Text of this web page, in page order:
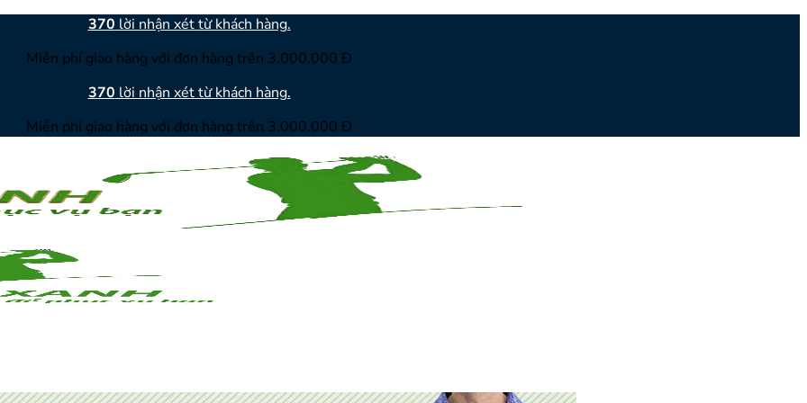
370 lời nhận xét từ khách hàng.
Miễn phí giao hàng với đơn hàng trên 3.000.000 Đ
370 lời nhận xét từ khách hàng.
Miễn phí giao hàng với đơn hàng trên 3.000.000 Đ